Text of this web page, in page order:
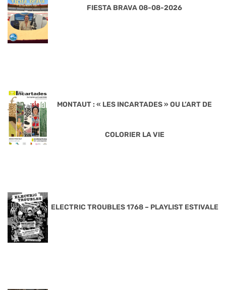
FIESTA BRAVA 08-08-2026
MONTAUT : « LES INCARTADES » OU L’ART DE
COLORIER LA VIE
ELECTRIC TROUBLES 1768 – PLAYLIST ESTIVALE